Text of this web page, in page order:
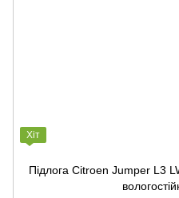
Хіт
Підлога Citroen Jumper L3